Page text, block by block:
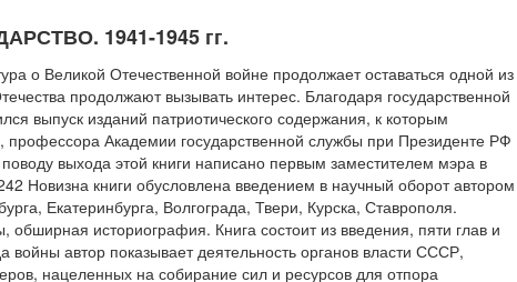
1941-1945 гг.
о Великой Отечественной войне продолжает оставаться одной из
продолжают вызывать интерес. Благодаря государственной
выпуск изданий патриотического содержания, к которым
профессора Академии государственной службы при Президенте РФ
выхода этой книги написано первым заместителем мэра в
Новизна книги обусловлена введением в научный оборот автором
Екатеринбурга, Волгограда, Твери, Курска, Ставрополя.
обширная историография. Книга состоит из введения, пяти глав и
войны автор показывает деятельность органов власти СССР,
нацеленных на собирание сил и ресурсов для отпора